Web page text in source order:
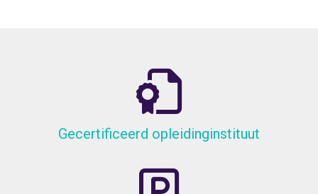
Gecertificeerd opleidinginstituut